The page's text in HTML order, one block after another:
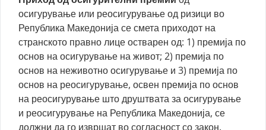
осигурување или реосигурување од ризици во
Република Македонија се смета приходот на
странското правно лице остварен од: 1) премија по
основ на осигурување на живот; 2) премија по
основ на неживотно осигурување и 3) премија по
основ на реосигурување, освен премија по основ
на реосигурување што друштвата за осигурување
и реосигурување на Република Македонија, се
должни да го извршат во согласност со закон.